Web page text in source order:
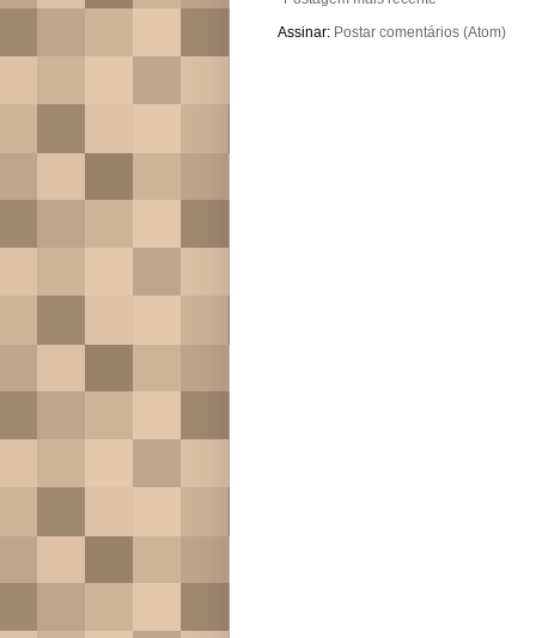
Assinar: Postar comentários (Atom)